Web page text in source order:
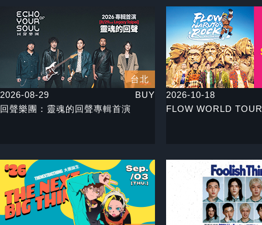
台北
2026-08-29
BUY
回聲樂團：靈魂的回聲專輯首演
2026-10-18
FLOW WORLD